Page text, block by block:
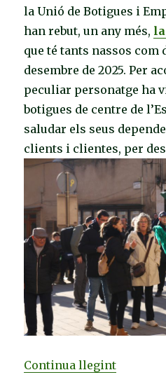
la Unió de Botigues i
han rebut, un any més,
que té tants nassos com
desembre de 2025. Per
peculiar personatge ha
botigues de centre de
saludar els seus
clients i clientes, per
Continua llegint